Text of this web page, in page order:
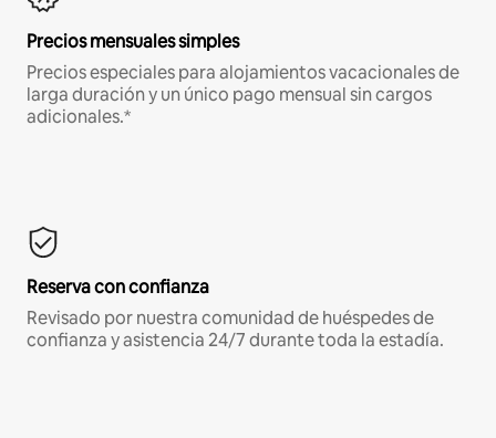
Precios mensuales simples
Precios especiales para alojamientos vacacionales de
larga duración y un único pago mensual sin cargos
adicionales.*
Reserva con confianza
Revisado por nuestra comunidad de huéspedes de
confianza y asistencia 24/7 durante toda la estadía.